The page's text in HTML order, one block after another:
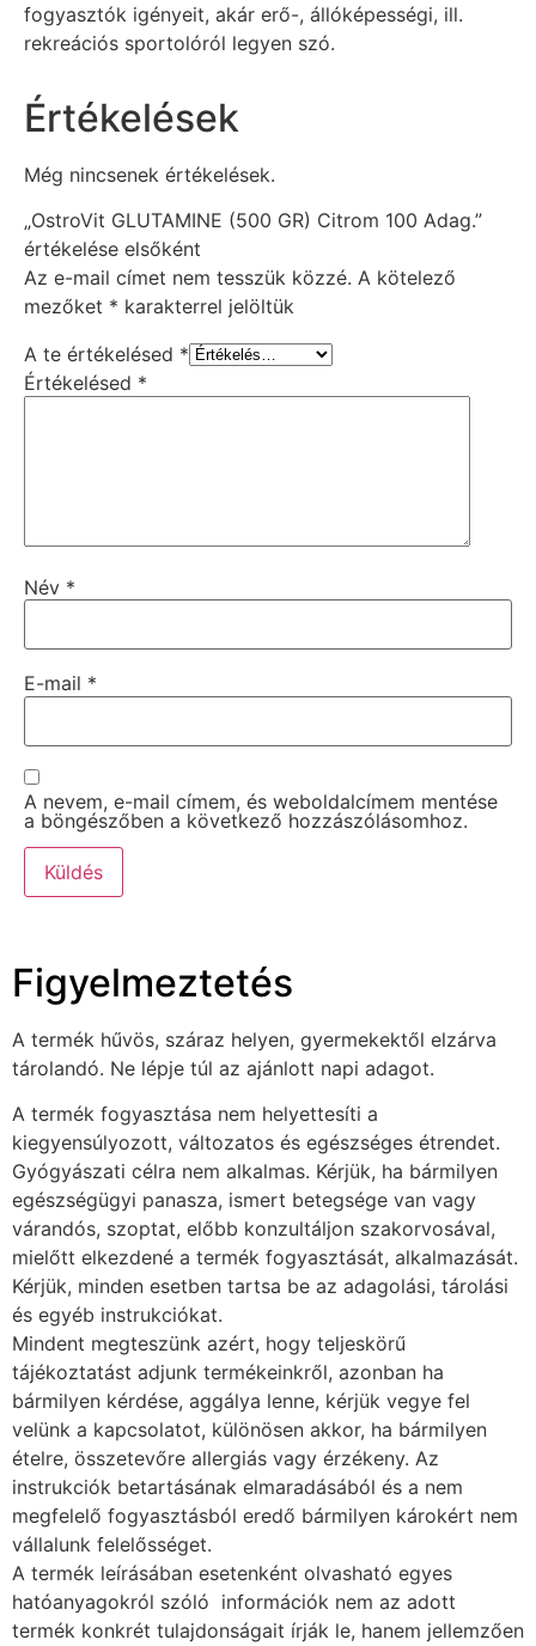
fogyasztók igényeit, akár erő-, állóképességi, ill.
rekreációs sportolóról legyen szó.
Értékelések
Még nincsenek értékelések.
„OstroVit GLUTAMINE (500 GR) Citrom 100 Adag.”
értékelése elsőként
Az e-mail címet nem tesszük közzé. A kötelező
mezőket * karakterrel jelöltük
A te értékelésed *
Értékelésed *
Név *
E-mail *
A nevem, e-mail címem, és weboldalcímem mentése
a böngészőben a következő hozzászólásomhoz.
Figyelmeztetés
A termék hűvös, száraz helyen, gyermekektől elzárva
tárolandó. Ne lépje túl az ajánlott napi adagot.
A termék fogyasztása nem helyettesíti a
kiegyensúlyozott, változatos és egészséges étrendet.
Gyógyászati célra nem alkalmas. Kérjük, ha bármilyen
egészségügyi panasza, ismert betegsége van vagy
várandós, szoptat, előbb konzultáljon szakorvosával,
mielőtt elkezdené a termék fogyasztását, alkalmazását.
Kérjük, minden esetben tartsa be az adagolási, tárolási
és egyéb instrukciókat.
Mindent megteszünk azért, hogy teljeskörű
tájékoztatást adjunk termékeinkről, azonban ha
bármilyen kérdése, aggálya lenne, kérjük vegye fel
velünk a kapcsolatot, különösen akkor, ha bármilyen
ételre, összetevőre allergiás vagy érzékeny. Az
instrukciók betartásának elmaradásából és a nem
megfelelő fogyasztásból eredő bármilyen károkért nem
vállalunk felelősséget.
A termék leírásában esetenként olvasható egyes
hatóanyagokról szóló információk nem az adott
termék konkrét tulajdonságait írják le, hanem jellemzően